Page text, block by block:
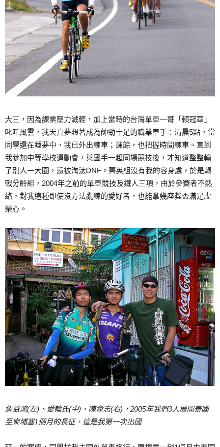
大三，因為課業壓力減輕，加上當時的台灣單車一哥「賴冠華」
叱吒風雲，我天真夢想著成為帥勁十足的職業車手：清晨5點，當
同學還在睡夢中，我已外出練車；課餘，也把握時間練車。直到
我參加中等學校運動會，與國手一起同場競技後，才知道整整輸
了別人一大圈，還被淘汰DNF。菁英組沒有我的容身處，於是轉
戰分齡組，2004年之前的單車競技及鐵人三項，由於參賽者不熱
絡，對我這種即使沒方法亂練的愛好者，也能拿幾座獎盃滿足虛
榮心。
詹益鴻(左)、愛輪氏(中)、陳韋志(右)，2005年我們3人展開泰國
至柬埔塞1個月的長征，這是我第一次出國